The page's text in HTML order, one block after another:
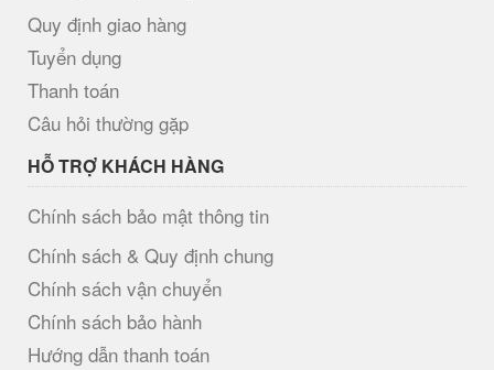
Quy định giao hàng
Tuyển dụng
Thanh toán
Câu hỏi thường gặp
HỖ TRỢ KHÁCH HÀNG
Chính sách bảo mật thông tin
Chính sách & Quy định chung
Chính sách vận chuyển
Chính sách bảo hành
Hướng dẫn thanh toán